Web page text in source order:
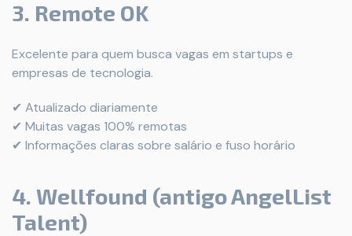
3. Remote OK
Excelente para quem busca vagas em startups e
empresas de tecnologia.
✔ Atualizado diariamente
✔ Muitas vagas 100% remotas
✔ Informações claras sobre salário e fuso horário
4. Wellfound (antigo AngelList
Talent)